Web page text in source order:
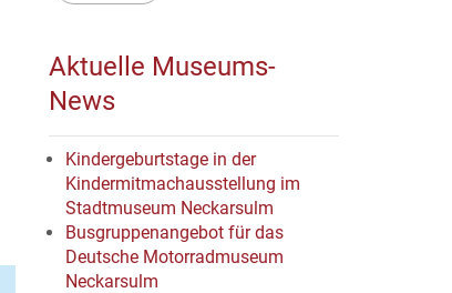
Aktuelle Museums-
News
Kindergeburtstage in der
Kindermitmachausstellung im
Stadtmuseum Neckarsulm
Busgruppenangebot für das
Deutsche Motorradmuseum
Neckarsulm